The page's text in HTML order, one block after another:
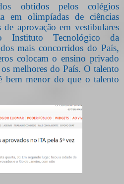
obtidos pelos colégios
em olimpíadas de ciências
aprovação em vestibulares
Tecnológico da
mais concorridos do País,
colocam o ensino privado
melhores do País. O talento
bem menor do que o talento